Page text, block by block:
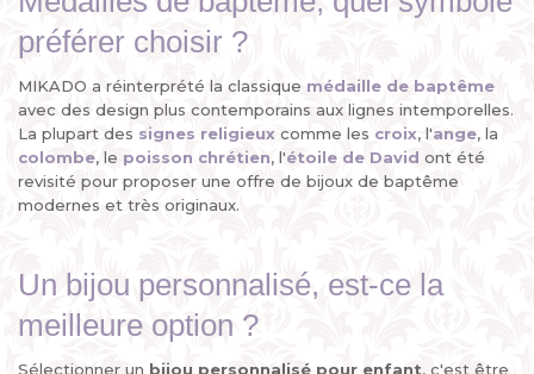
préférer choisir ?
MIKADO a réinterprété la classique médaille de baptême
avec des design plus contemporains aux lignes intemporelles.
La plupart des signes religieux comme les croix, l'ange, la
colombe, le poisson chrétien, l'étoile de David ont été
revisité pour proposer une offre de bijoux de baptême
modernes et très originaux.
Un bijou personnalisé, est-ce la
meilleure option ?
Sélectionner un bijou personnalisé pour enfant, c'est être